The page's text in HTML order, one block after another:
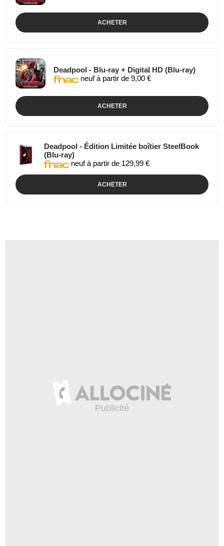
ACHETER
Deadpool - Blu-ray + Digital HD (Blu-ray)
neuf à partir de 9,00 €
ACHETER
Deadpool - Édition Limitée boîtier SteelBook
(Blu-ray)
neuf à partir de 129,99 €
ACHETER